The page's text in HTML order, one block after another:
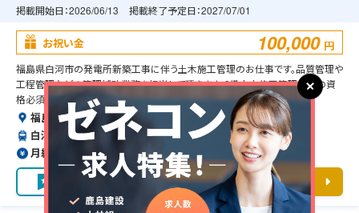
掲載開始日：2026/06/13 掲載終了予定日：2027/07/01
お祝い金 100,000 円
福島県白河市の発電所新築工事に伴う土木施工管理のお仕事です。品質管理や
工程管理などの管理補助業務を担当して頂きます。2級土木施工管理技士の資
格必須となります。
福島県白河市
白河駅より車で20分
月給約42〜58万円（前職給与保証）
お気に入り 求人詳細を見る